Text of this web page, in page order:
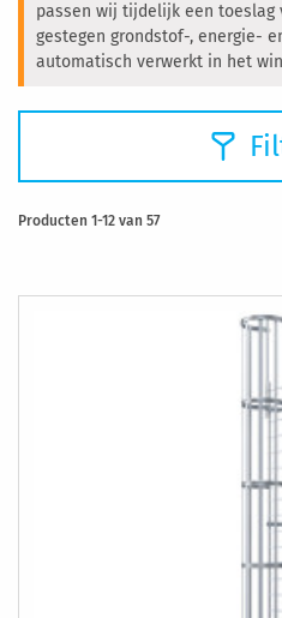
passen wij tijdelijk een toeslag
gestegen grondstof-, energie-
automatisch verwerkt in het
Producten 1-12 van 57